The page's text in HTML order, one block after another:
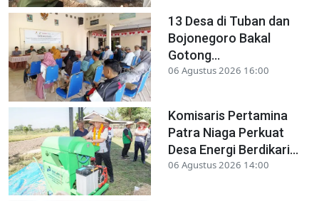
13 Desa di Tuban dan
Bojonegoro Bakal
Gotong...
06 Agustus 2026 16:00
Komisaris Pertamina
Patra Niaga Perkuat
Desa Energi Berdikari...
06 Agustus 2026 14:00